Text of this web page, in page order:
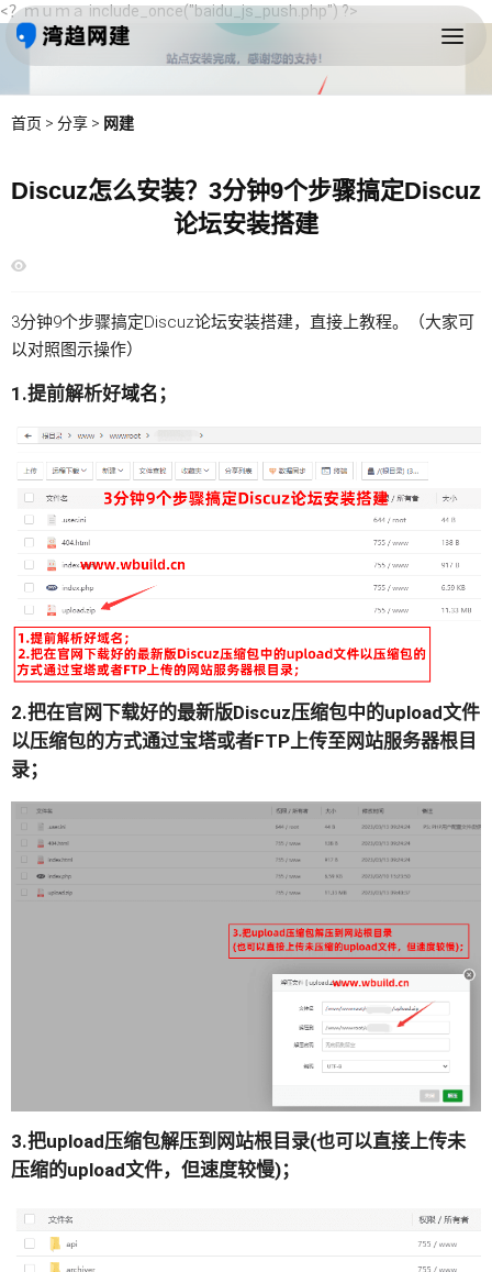
<？ｍｕｍａ include_once("baidu_js_push.php") ?>
首页 > 分享 > 网建
Discuz怎么安装？3分钟9个步骤搞定Discuz
论坛安装搭建
3分钟9个步骤搞定Discuz论坛安装搭建，直接上教程。（大家可
以对照图示操作）
1.提前解析好域名 ；
2.把在官网下载好的最新版Discuz压缩包中的upload文件
以压缩包的方式通过宝塔或者FTP上传至网站服务器根目
录；
3.把upload压缩包解压到网站根目录(也可以直接上传未
压缩的upload文件，但速度较慢)；